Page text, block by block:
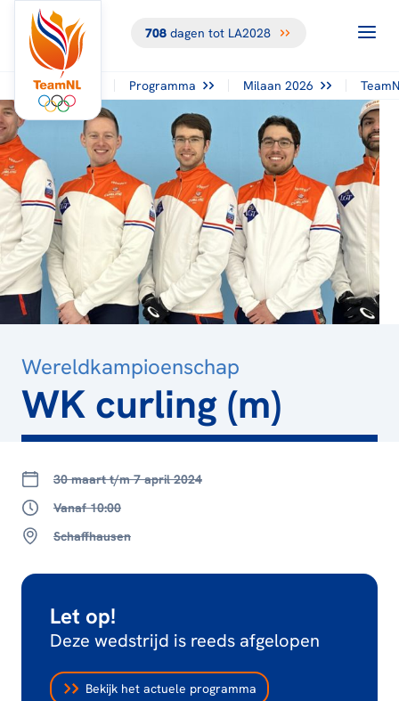
708dagen tot LA2028
Programma Milaan 2026
Wereldkampioenschap
WK curling (m)
30 maart t/m 7 april 2024
Vanaf 10:00
Schaffhausen
Let op!
Deze wedstrijd is reeds afgelopen
Bekijk het actuele programma
TERUG NAAR
OVERZICHT